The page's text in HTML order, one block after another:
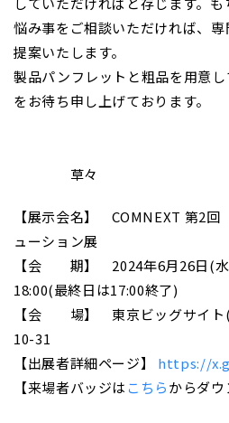
悩み事をご相談いただければ、
提案いたします。
製品パンフレットと粗品を用意
をお待ち申し上げております。
草々
【展示会名】 COMNEXT 第2回
ューション展
【会 期】 2024年6月26日(水
18:00(最終日は17:00終了)
【会 場】 東京ビッグサイ
10-31
【出展者詳細ページ】 https://
【来場者バッジはこちらからダウ